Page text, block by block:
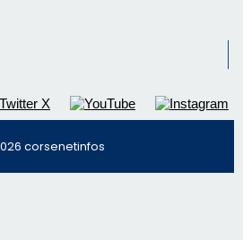
corsenetinfos